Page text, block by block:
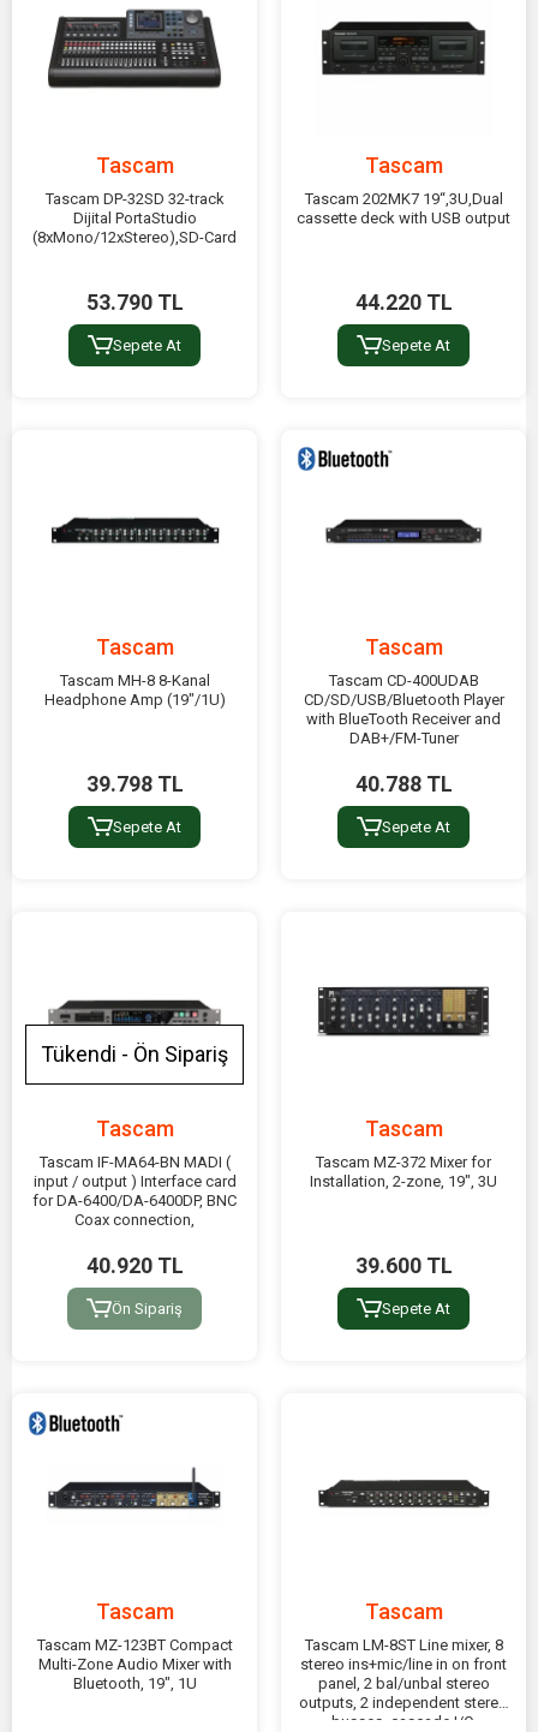
Tascam
Tascam DP-32SD 32-track
Dijital PortaStudio
(8xMono/12xStereo),SD-Card
53.790 TL
Sepete At
Tascam
Tascam 202MK7 19“,3U,Dual
cassette deck with USB output
44.220 TL
Sepete At
Tascam
Tascam MH-8 8-Kanal
Headphone Amp (19"/1U)
39.798 TL
Sepete At
Tascam
Tascam CD-400UDAB
CD/SD/USB/Bluetooth Player
with BlueTooth Receiver and
DAB+/FM-Tuner
40.788 TL
Sepete At
Tükendi - Ön Sipariş
Tascam
Tascam IF-MA64-BN MADI (
input / output ) Interface card
for DA-6400/DA-6400DP, BNC
Coax connection,
40.920 TL
Ön Sipariş
Tascam
Tascam MZ-372 Mixer for
Installation, 2-zone, 19", 3U
39.600 TL
Sepete At
Tascam
Tascam MZ-123BT Compact
Multi-Zone Audio Mixer with
Bluetooth, 19", 1U
Tascam
Tascam LM-8ST Line mixer, 8
stereo ins+mic/line in on front
panel, 2 bal/unbal stereo
outputs, 2 independent stereo
busses, cascade I/O,